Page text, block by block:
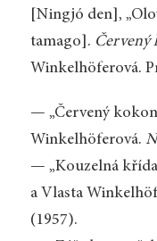
[Ningjó den],
tamago]. Červený
Winkelhöferová.
— „Červený
Winkelhöferová.
— „Kouzelná
a Vlasta
(1957).